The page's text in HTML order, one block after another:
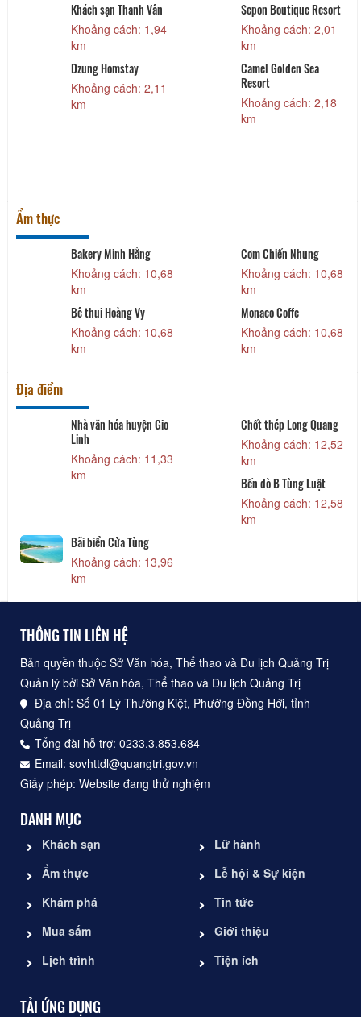
Khách Sạn Song
Phương
km
Khách sạn
Khoảng
Nhà khách
Khoảng
Ẩm thực
Trường Chi Quán
Khoảng cách: 10,71
Cơm gà An
Khoảng
Quán cơm Văn hóa
Khoảng cách: 10,73
Cháo Má 2/4
Khoảng
Địa điểm
Chợ Đông Hà
km
Công viên Lê
Khoảng
Tham quan DT
Nhà ga và Lô
Hà
THÔNG TIN LIÊN HỆ
Bản quyền thuộc Sở Văn hóa, Thể thao và Du lịch Quảng Trị
Quản lý bởi Sở Văn hóa, Thể thao và Du lịch Quảng Trị
Địa chỉ: Số 01 Lý Thường Kiệt, Phường Đồng Hới, tỉnh
Quảng Trị
Tổng đài hỗ trợ: 0233.3.853.684
Email: sovhttdl@quangtri.gov.vn
Giấy phép: Website đang thử nghiệm
DANH MỤC
Khách sạn
Ẩm thực
Khám phá
Mua sắm
Lịch trình
Lữ hành
Lễ hội & Sự kiện
Tin tức
Giới thiệu
Tiện ích
TẢI ỨNG DỤNG